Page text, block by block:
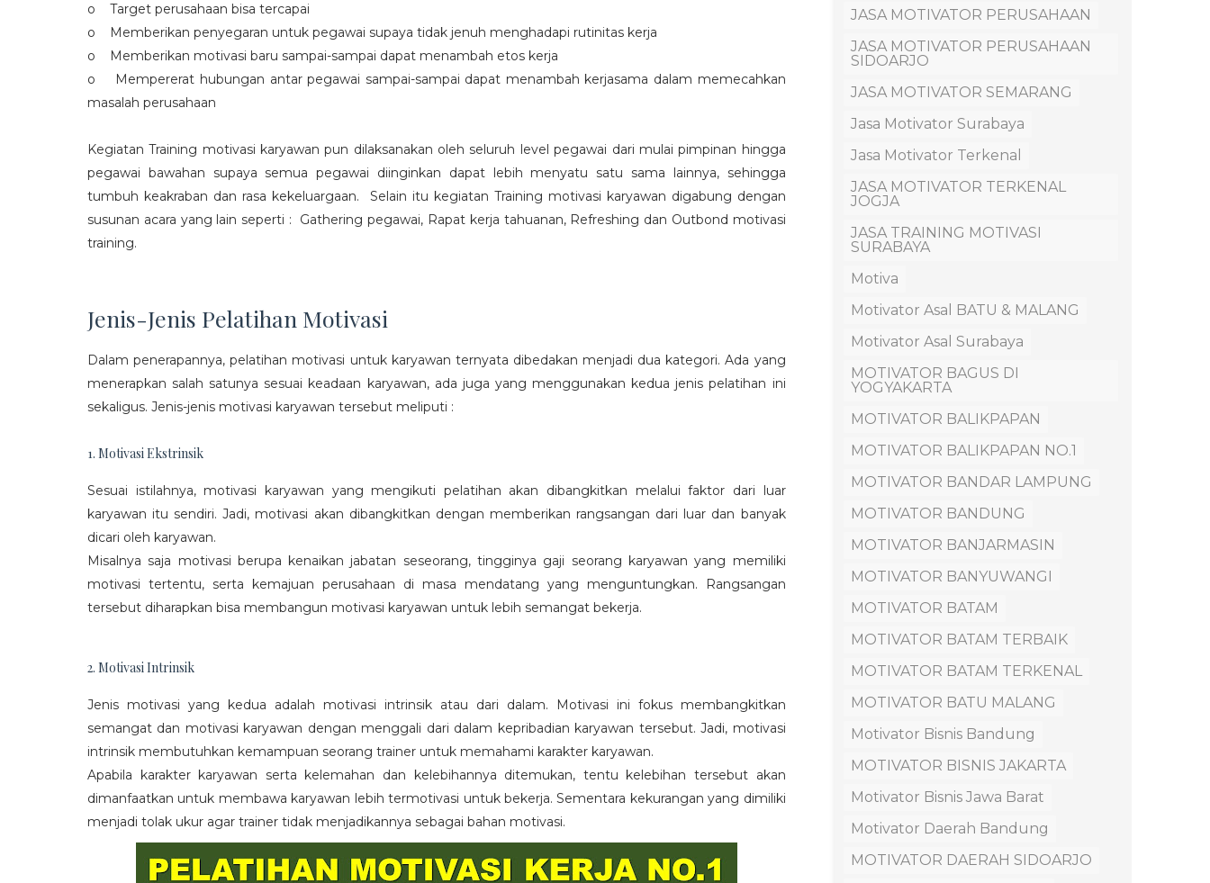
o Target perusahaan bisa tercapai
o Memberikan penyegaran untuk pegawai supaya tidak jenuh menghadapi rutinitas kerja
o Memberikan motivasi baru sampai-sampai dapat menambah etos kerja
o Mempererat hubungan antar pegawai sampai-sampai dapat menambah kerjasama dalam memecahkan
masalah perusahaan
Kegiatan Training motivasi karyawan pun dilaksanakan oleh seluruh level pegawai dari mulai pimpinan hingga
pegawai bawahan supaya semua pegawai diinginkan dapat lebih menyatu satu sama lainnya, sehingga
tumbuh keakraban dan rasa kekeluargaan. Selain itu kegiatan Training motivasi karyawan digabung dengan
susunan acara yang lain seperti : Gathering pegawai, Rapat kerja tahuanan, Refreshing dan Outbond motivasi
training.
Jenis-Jenis Pelatihan Motivasi
Dalam penerapannya, pelatihan motivasi untuk karyawan ternyata dibedakan menjadi dua kategori. Ada yang
menerapkan salah satunya sesuai keadaan karyawan, ada juga yang menggunakan kedua jenis pelatihan ini
sekaligus. Jenis-jenis motivasi karyawan tersebut meliputi :
1. Motivasi Ekstrinsik
Sesuai istilahnya, motivasi karyawan yang mengikuti pelatihan akan dibangkitkan melalui faktor dari luar
karyawan itu sendiri. Jadi, motivasi akan dibangkitkan dengan memberikan rangsangan dari luar dan banyak
dicari oleh karyawan.
Misalnya saja motivasi berupa kenaikan jabatan seseorang, tingginya gaji seorang karyawan yang memiliki
motivasi tertentu, serta kemajuan perusahaan di masa mendatang yang menguntungkan. Rangsangan
tersebut diharapkan bisa membangun motivasi karyawan untuk lebih semangat bekerja.
2. Motivasi Intrinsik
Jenis motivasi yang kedua adalah motivasi intrinsik atau dari dalam. Motivasi ini fokus membangkitkan
semangat dan motivasi karyawan dengan menggali dari dalam kepribadian karyawan tersebut. Jadi, motivasi
intrinsik membutuhkan kemampuan seorang trainer untuk memahami karakter karyawan.
Apabila karakter karyawan serta kelemahan dan kelebihannya ditemukan, tentu kelebihan tersebut akan
dimanfaatkan untuk membawa karyawan lebih termotivasi untuk bekerja. Sementara kekurangan yang dimiliki
menjadi tolak ukur agar trainer tidak menjadikannya sebagai bahan motivasi.
JASA MOTIVATOR PERUSAHAAN
JASA MOTIVATOR PERUSAHAAN
SIDOARJO
JASA MOTIVATOR SEMARANG
Jasa Motivator Surabaya
Jasa Motivator Terkenal
JASA MOTIVATOR TERKENAL
JOGJA
JASA TRAINING MOTIVASI
SURABAYA
Motiva
Motivator Asal BATU & MALANG
Motivator Asal Surabaya
MOTIVATOR BAGUS DI
YOGYAKARTA
MOTIVATOR BALIKPAPAN
MOTIVATOR BALIKPAPAN NO.1
MOTIVATOR BANDAR LAMPUNG
MOTIVATOR BANDUNG
MOTIVATOR BANJARMASIN
MOTIVATOR BANYUWANGI
MOTIVATOR BATAM
MOTIVATOR BATAM TERBAIK
MOTIVATOR BATAM TERKENAL
MOTIVATOR BATU MALANG
Motivator Bisnis Bandung
MOTIVATOR BISNIS JAKARTA
Motivator Bisnis Jawa Barat
Motivator Daerah Bandung
MOTIVATOR DAERAH SIDOARJO